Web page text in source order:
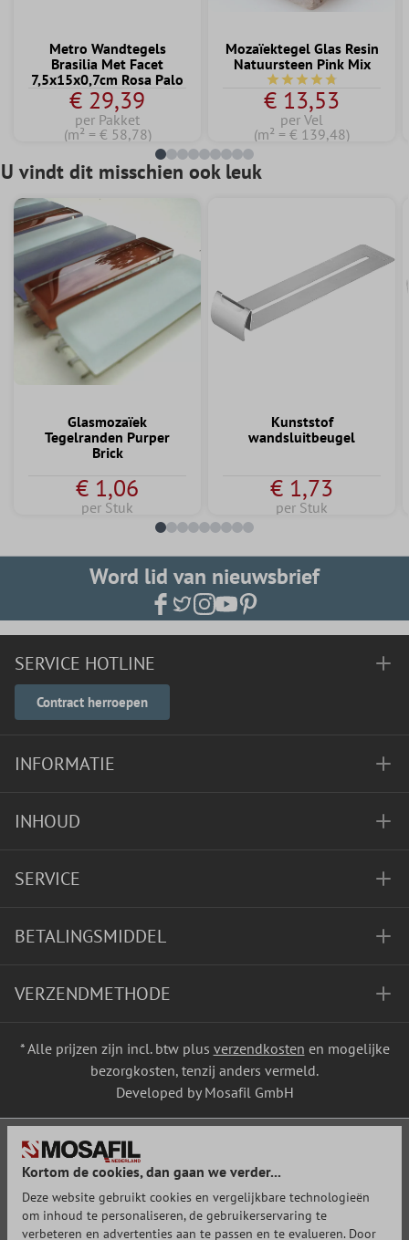
Metro Wandtegels
Brasilia Met Facet
7,5x15x0,7cm Rosa Palo
€ 29,39
per Pakket
(m² = € 58,78)
Mozaïektegel Glas Resin
Natuursteen Pink Mix
Gemiddelde
€ 13,53
per Vel
(m² = € 139,48)
U vindt dit misschien ook leuk
Glasmozaïek
Tegelranden Purper
Brick
€ 1,06
per Stuk
Kunststof
wandsluitbeugel
€ 1,73
per Stuk
Word lid van nieuwsbrief
SERVICE HOTLINE
Contract herroepen
INFORMATIE
INHOUD
SERVICE
BETALINGSMIDDEL
VERZENDMETHODE
* Alle prijzen zijn incl. btw plus verzendkosten en mogelijke
bezorgkosten, tenzij anders vermeld.
Developed by Mosafil GmbH
Kortom de cookies, dan gaan we verder...
Deze website gebruikt cookies en vergelijkbare technologieën
om inhoud te personaliseren, de gebruikerservaring te
verbeteren en advertenties aan te passen en te evalueren. Door